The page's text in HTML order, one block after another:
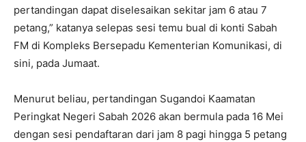
pertandingan dapat diselesaikan sekitar jam 6 atau 7
petang,” katanya selepas sesi temu bual di konti Sabah
FM di Kompleks Bersepadu Kementerian Komunikasi, di
sini, pada Jumaat.
Menurut beliau, pertandingan Sugandoi Kaamatan
Peringkat Negeri Sabah 2026 akan bermula pada 16 Mei
dengan sesi pendaftaran dari jam 8 pagi hingga 5 petang